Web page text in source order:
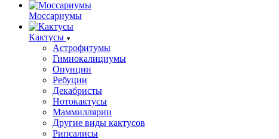
Моссариумы
Кактусы
Астрофитумы
Гимнокалициумы
Опунции
Ребуции
Декабристы
Нотокактусы
Маммиллярии
Другие виды кактусов
Рипсалисы